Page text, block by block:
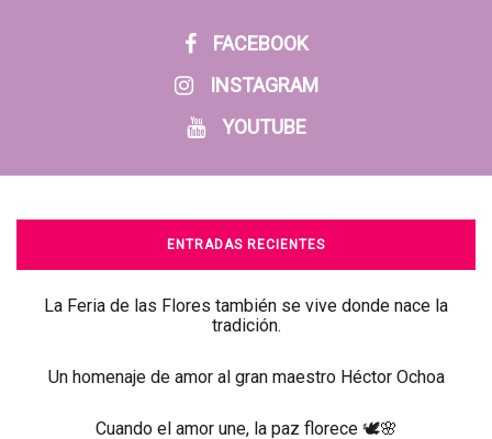
FACEBOOK
INSTAGRAM
YOUTUBE
ENTRADAS RECIENTES
La Feria de las Flores también se vive donde nace la
tradición.
Un homenaje de amor al gran maestro Héctor Ochoa
Cuando el amor une, la paz florece 🕊️🌸